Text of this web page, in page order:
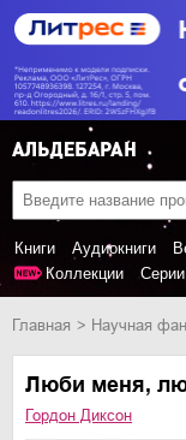
Книги Аудиокниги
Коллекции
Серии
Главная научная
Люби меня,
Гордон Диксон